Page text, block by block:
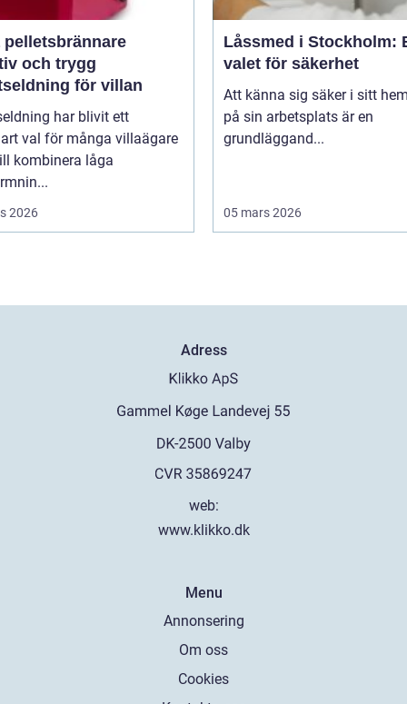
pelletsbrännare
och trygg
för villan
har blivit ett
val för många villaägare
kombinera låga
2026
Låssmed i Stockholm:
valet för säkerhet
Att känna sig säker i sitt
på sin arbetsplats är en
grundläggand...
05 mars 2026
Adress
web:
www.klikko.dk
Menu
Annonsering
Om oss
Cookies